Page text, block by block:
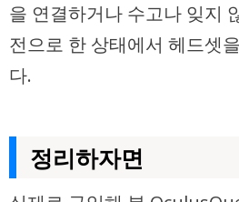
을 연결하거나 수고나 잊지
전으로 한 상태에서 헤드셋
다.
정리하자면